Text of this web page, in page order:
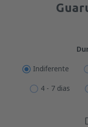
Indiferente
4 - 7 dias